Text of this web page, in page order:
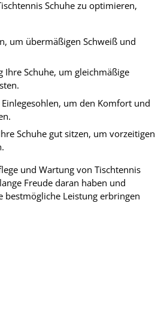
Schuhe zu optimieren,
um übermäßigen Schweiß und
Ihre Schuhe, um gleichmäßige
um den Komfort und
Schuhe gut sitzen, um vorzeitigen
und Wartung von Tischtennis
Freude daran haben und
bestmögliche Leistung erbringen